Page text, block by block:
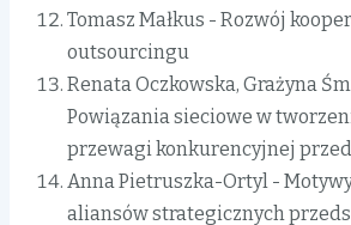
Tomasz Małkus - Rozwój
outsourcingu
Renata Oczkowska, Grażyna
Powiązania sieciowe w
przewagi konkurencyjnej
Anna Pietruszka-Ortyl -
aliansów strategicznych